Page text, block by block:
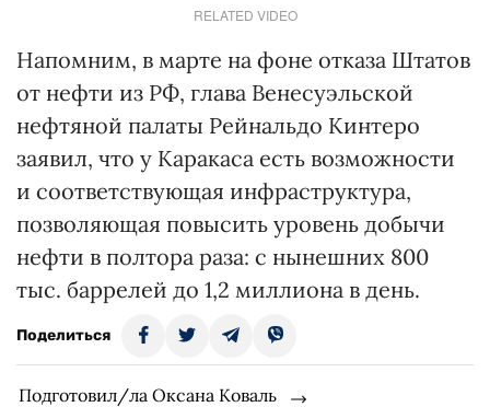
RELATED VIDEO
Напомним, в марте на фоне отказа Штатов
от нефти из РФ, глава Венесуэльской
нефтяной палаты Рейнальдо Кинтеро
заявил, что у Каракаса есть возможности
и соответствующая инфраструктура,
позволяющая повысить уровень добычи
нефти в полтора раза: с нынешних 800
тыс. баррелей до 1,2 миллиона в день.
Поделиться
Подготовил/ла Оксана Коваль